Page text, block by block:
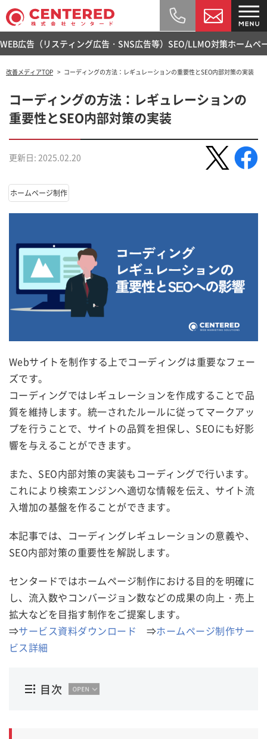
WEB広告（リスティング広告・SNS広告等） SEO/LLMO対策ホームペ
改善メディアTOP コーディングの方法：レギュレーションの重要性とSEO内部対策の実装
コーディングの方法：レギュレーションの
重要性とSEO内部対策の実装
更新日: 2025.02.20
ホームページ制作
Webサイトを制作する上でコーディングは重要なフェー
ズです。
コーディングではレギュレーションを作成することで品
質を維持します。統一されたルールに従ってマークアッ
プを行うことで、サイトの品質を担保し、SEOにも好影
響を与えることができます。
また、SEO内部対策の実装もコーディングで行います。
これにより検索エンジンへ適切な情報を伝え、サイト流
入増加の基盤を作ることができます。
本記事では、コーディングレギュレーションの意義や、
SEO内部対策の重要性を解説します。
センタードではホームページ制作における目的を明確に
し、流入数やコンバージョン数などの成果の向上・売上
拡大などを目指す制作をご提案します。
⇒サービス資料ダウンロード ⇒ホームページ制作サー
ビス詳細
目次